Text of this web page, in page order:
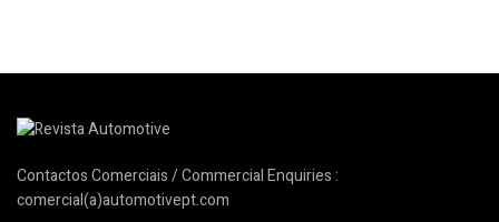
Contactos Comerciais / Commercial Enquiries :
comercial(a)automotivept.com